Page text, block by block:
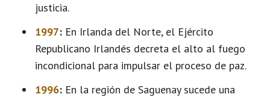
justicia.
1997: En Irlanda del Norte, el Ejército
Republicano Irlandés decreta el alto al fuego
incondicional para impulsar el proceso de paz.
1996: En la región de Saguenay sucede una